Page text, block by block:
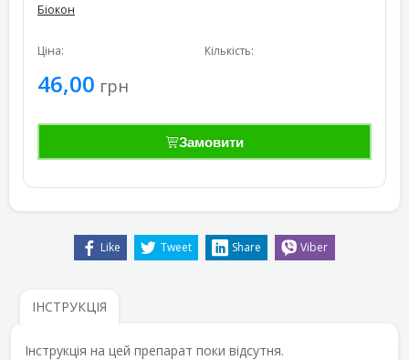
Біокон
Ціна:
46,00 грн
Кількість:
Замовити
Like Tweet Share Viber
ІНСТРУКЦІЯ
Інструкція на цей препарат поки відсутня.